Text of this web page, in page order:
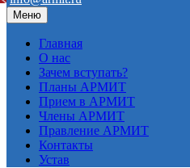
Меню
Главная
О нас
Зачем вступать?
Планы АРМИТ
Прием в АРМИТ
Члены АРМИТ
Правление АРМИТ
Контакты
Устав